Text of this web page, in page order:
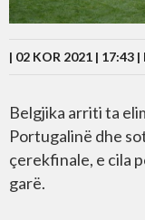
| 02 KOR 2021 | 17:43 |
Belgjika arriti ta
Portugalinë dhe
çerekfinale, e cila
garë.